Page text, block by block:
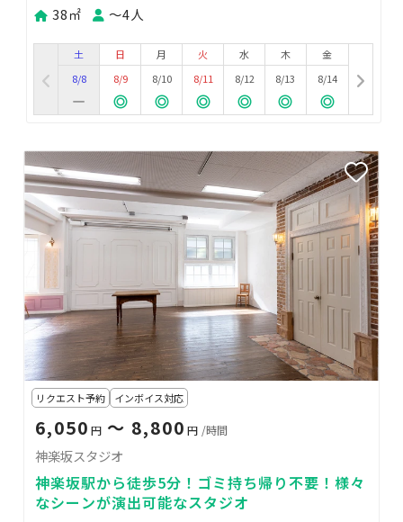
38㎡
〜4人
土
8/8
日
8/9
月
8/10
火
8/11
水
8/12
木
8/13
金
8/14
リクエスト予約 インボイス対応
6,050 円 〜 8,800 円 /時間
神楽坂スタジオ
神楽坂駅から徒歩5分！ゴミ持ち帰り不要！様々
なシーンが演出可能なスタジオ